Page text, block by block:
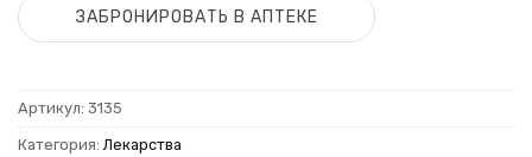
ЗАБРОНИРОВАТЬ В АПТЕКЕ
Артикул: 3135
Категория:Лекарства